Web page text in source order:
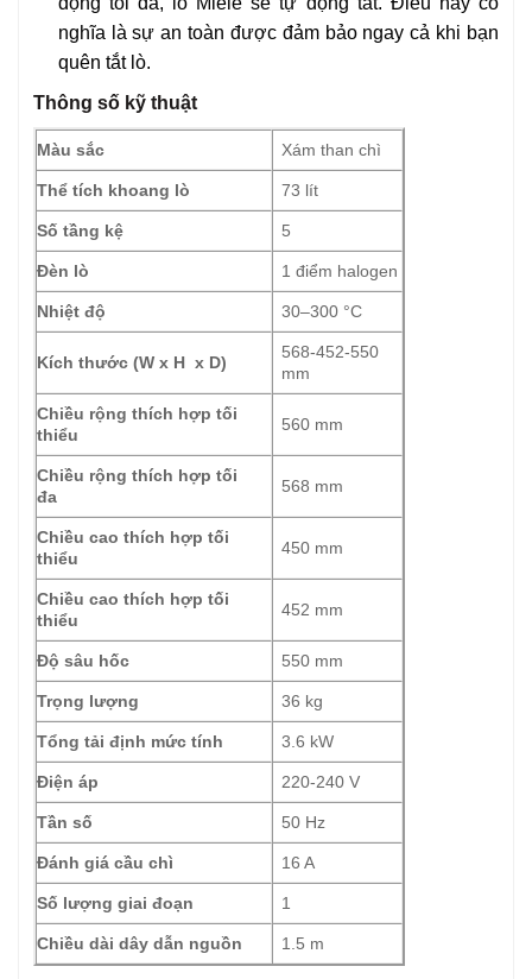
nghĩa là sự an toàn được đảm bảo ngay cả khi bạn
quên tắt lò.
Thông số kỹ thuật
Màu sắc Xám than chì
Thể tích khoang lò 73 lít
Số tầng kệ 5
Đèn lò 1 điểm halogen
Nhiệt độ 30–300 °C
Kích thước (W x H x D)
568-452-550
mm
Chiều rộng thích hợp tối
thiểu
560 mm
Chiều rộng thích hợp tối
đa
568 mm
Chiều cao thích hợp tối
thiểu
450 mm
Chiều cao thích hợp tối
thiểu
452 mm
Độ sâu hốc 550 mm
Trọng lượng 36 kg
Tổng tải định mức tính 3.6 kW
Điện áp 220-240 V
Tần số 50 Hz
Đánh giá cầu chì 16 A
Số lượng giai đoạn 1
Chiều dài dây dẫn nguồn 1.5 m